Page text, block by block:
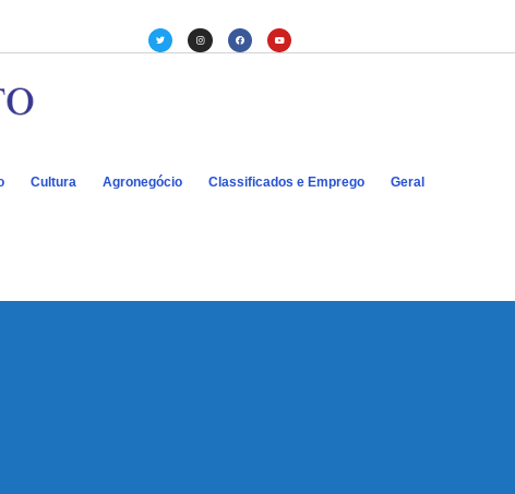
Cultura Agronegócio Classificados e Emprego Geral